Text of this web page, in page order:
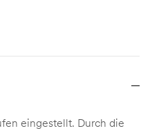
eingestellt. Durch die